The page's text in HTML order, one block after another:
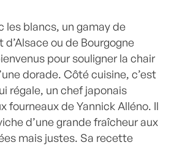
les blancs, un gamay de
d’Alsace ou de Bourgogne
pour souligner la chair
dorade. Côté cuisine, c’est
régale, un chef japonais
fourneaux de Yannick Alléno. Il
d’une grande fraîcheur aux
mais justes. Sa recette